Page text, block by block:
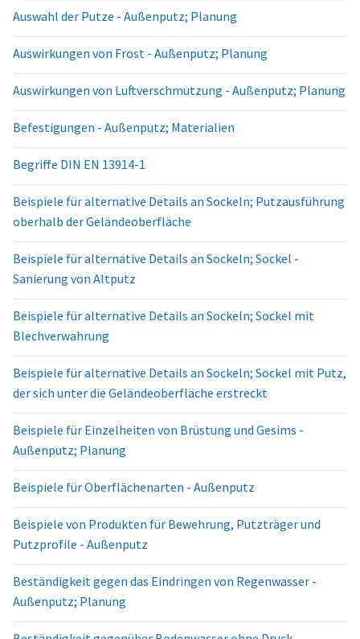
Auswahl der Putze - Außenputz; Planung
Auswirkungen von Frost - Außenputz; Planung
Auswirkungen von Luftverschmutzung - Außenputz; Planung
Befestigungen - Außenputz; Materialien
Begriffe DIN EN 13914-1
Beispiele für alternative Details an Sockeln; Putzausführung
oberhalb der Geländeoberfläche
Beispiele für alternative Details an Sockeln; Sockel -
Sanierung von Altputz
Beispiele für alternative Details an Sockeln; Sockel mit
Blechverwahrung
Beispiele für alternative Details an Sockeln; Sockel mit Putz,
der sich unter die Geländeoberfläche erstreckt
Beispiele für Einzelheiten von Brüstung und Gesims -
Außenputz; Planung
Beispiele für Oberflächenarten - Außenputz
Beispiele von Produkten für Bewehrung, Putzträger und
Putzprofile - Außenputz
Beständigkeit gegen das Eindringen von Regenwasser -
Außenputz; Planung